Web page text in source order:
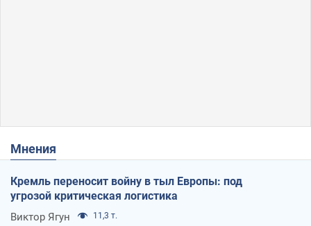
Мнения
Кремль переносит войну в тыл Европы: под
угрозой критическая логистика
Виктор Ягун 11,3 т.